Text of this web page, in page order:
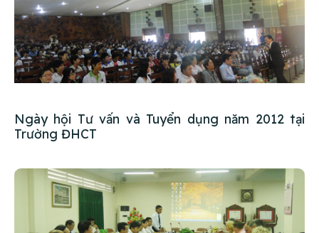
Ngày hội Tư vấn và Tuyển dụng năm 2012 tại
Trường ĐHCT